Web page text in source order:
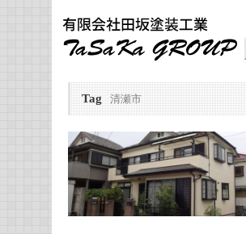
Tag 清瀬市